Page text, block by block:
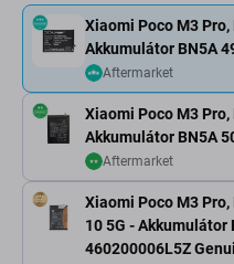
Xiaomi Poco M3
Akkumulátor BN5A
Aftermarket
Xiaomi Poco M3
Akkumulátor BN5A
Aftermarket
Xiaomi Poco M3
10 5G - Akkumulátor
460200006L5Z